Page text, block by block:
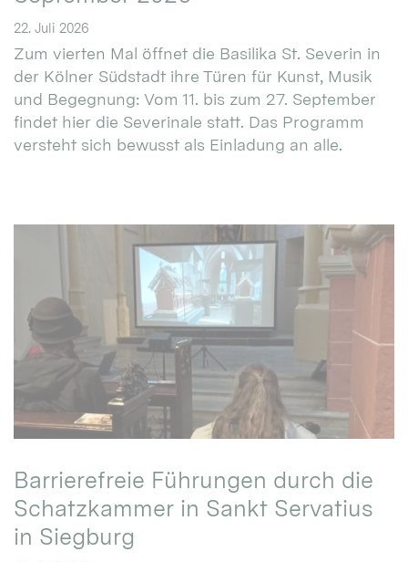
22. Juli 2026
Zum vierten Mal öffnet die Basilika St. Severin in
der Kölner Südstadt ihre Türen für Kunst, Musik
und Begegnung: Vom 11. bis zum 27. September
findet hier die Severinale statt. Das Programm
versteht sich bewusst als Einladung an alle.
Barrierefreie Führungen durch die
Schatzkammer in Sankt Servatius
in Siegburg